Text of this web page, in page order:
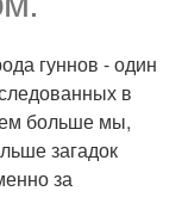
гуннов - один
в
больше мы,
загадок
за